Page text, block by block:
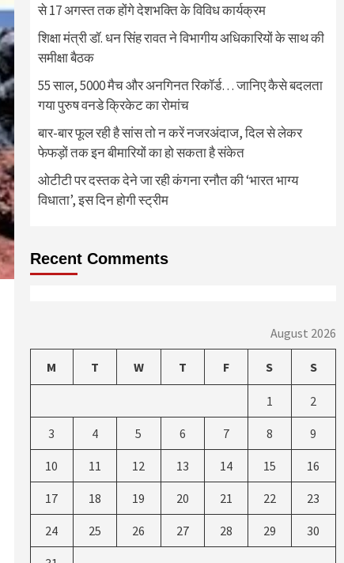
से 17 अगस्त तक होंगे देशभक्ति के विविध कार्यक्रम
शिक्षा मंत्री डॉ. धन सिंह रावत ने विभागीय अधिकारियों के साथ की
समीक्षा बैठक
55 साल, 5000 मैच और अनगिनत रिकॉर्ड… जानिए कैसे बदलता
गया पुरुष वनडे क्रिकेट का रोमांच
बार-बार फूल रही है सांस तो न करें नजरअंदाज, दिल से लेकर
फेफड़ों तक इन बीमारियों का हो सकता है संकेत
ओटीटी पर दस्तक देने जा रही कंगना रनौत की ‘भारत भाग्य
विधाता’, इस दिन होगी स्ट्रीम
Recent Comments
August 2026
M T W T F S S
1 2
3 4 5 6 7 8 9
10 11 12 13 14 15 16
17 18 19 20 21 22 23
24 25 26 27 28 29 30